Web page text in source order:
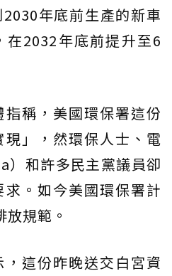
年底前生產的新車
2032年底前提升至6
稱，美國環保署這份
」，然環保人士、電
）和許多民主黨議員卻
。如今美國環保署計
規範。
這份昨晚送交白宮資